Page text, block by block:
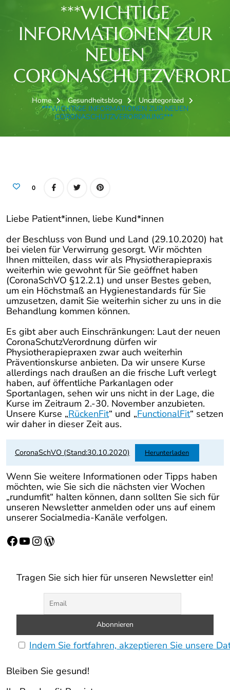
***WICHTIGE
INFORMATIONEN ZUR
NEUEN
Home Gesundheitsblog
Uncategorized
***WICHTIGE INFORMATIONEN ZUR NEUEN
CORONASCHUTZVERORDNUNG***
0
Liebe Patient*innen, liebe Kund*innen
der Beschluss von Bund und Land (29.10.2020) hat
bei vielen für Verwirrung gesorgt. Wir möchten
Ihnen mitteilen, dass wir als Physiotherapiepraxis
weiterhin wie gewohnt für Sie geöffnet haben
(CoronaSchVO §12.2.1) und unser Bestes geben,
um ein Höchstmaß an Hygienestandards für Sie
umzusetzen, damit Sie weiterhin sicher zu uns in die
Behandlung kommen können.
Es gibt aber auch Einschränkungen: Laut der neuen
CoronaSchutzVerordnung dürfen wir
Physiotherapiepraxen zwar auch weiterhin
Präventionskurse anbieten. Da wir unsere Kurse
allerdings nach draußen an die frische Luft verlegt
haben, auf öffentliche Parkanlagen oder
Sportanlagen, sehen wir uns nicht in der Lage, die
Kurse im Zeitraum 2.-30. November anzubieten.
Unsere Kurse „RückenFit“ und „FunctionalFit“ setzen
wir daher in dieser Zeit aus.
CoronaSchVO (Stand:30.10.2020) Herunterladen
Wenn Sie weitere Informationen oder Tipps haben
möchten, wie Sie sich die nächsten vier Wochen
„rundumfit“ halten können, dann sollten Sie sich für
unseren Newsletter anmelden oder uns auf einem
unserer Socialmedia-Kanäle verfolgen.
Facebook
YouTube
Instagram
WordPress
Tragen Sie sich hier für unseren Newsletter ein!
Indem Sie fortfahren, akzeptieren Sie unsere
Bleiben Sie gesund!